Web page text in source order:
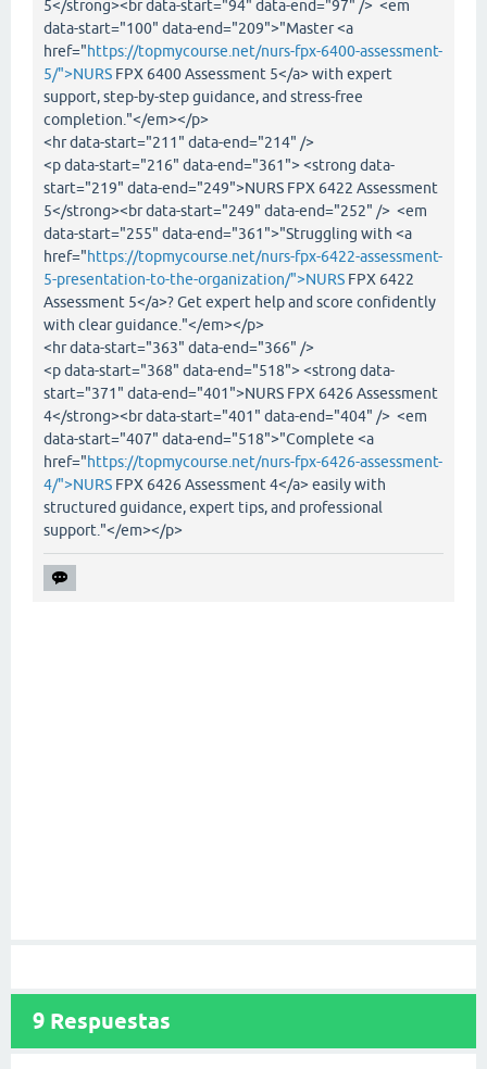
5</strong><br data-start="94" data-end="97" /> <em
data-start="100" data-end="209">"Master <a
href="https://topmycourse.net/nurs-fpx-6400-assessment-
5/">NURS FPX 6400 Assessment 5</a> with expert
support, step-by-step guidance, and stress-free
completion."</em></p>
<hr data-start="211" data-end="214" />
<p data-start="216" data-end="361"> <strong data-
start="219" data-end="249">NURS FPX 6422 Assessment
5</strong><br data-start="249" data-end="252" /> <em
data-start="255" data-end="361">"Struggling with <a
href="https://topmycourse.net/nurs-fpx-6422-assessment-
5-presentation-to-the-organization/">NURS FPX 6422
Assessment 5</a>? Get expert help and score confidently
with clear guidance."</em></p>
<hr data-start="363" data-end="366" />
<p data-start="368" data-end="518"> <strong data-
start="371" data-end="401">NURS FPX 6426 Assessment
4</strong><br data-start="401" data-end="404" /> <em
data-start="407" data-end="518">"Complete <a
href="https://topmycourse.net/nurs-fpx-6426-assessment-
4/">NURS FPX 6426 Assessment 4</a> easily with
structured guidance, expert tips, and professional
support."</em></p>
9 Respuestas